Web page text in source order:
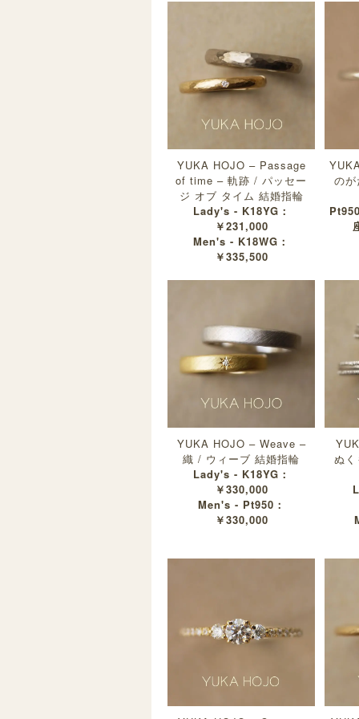
YUKA HOJO – Passage
of time – 軌跡 / パッセー
ジ オブ タイム 結婚指輪
Lady's - K18YG：
￥231,000
Men's - K18WG：
￥335,500
の
YUKA HOJO – Weave –
織 / ウィーブ 結婚指輪
Lady's - K18YG：
￥330,000
Men's - Pt950：
￥330,000
ぬ